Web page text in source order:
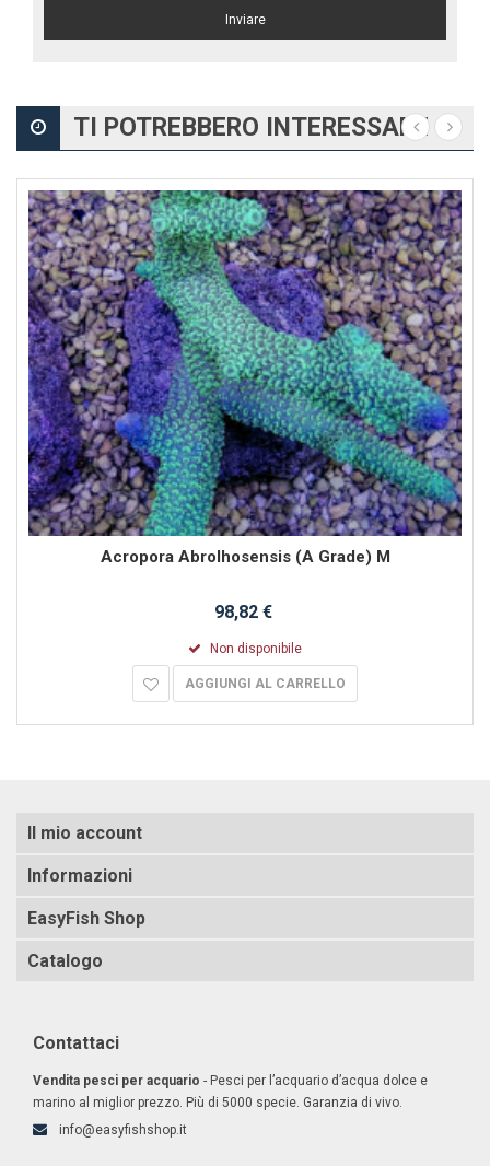
TI POTREBBERO INTERESSARE
Acropora Abrolhosensis (A Grade) M
98,82 €
Non disponibile
AGGIUNGI AL CARRELLO
Il mio account
Informazioni
EasyFish Shop
Catalogo
Contattaci
Vendita pesci per acquario - Pesci per l’acquario d’acqua dolce e
marino al miglior prezzo. Più di 5000 specie. Garanzia di vivo.
info@easyfishshop.it